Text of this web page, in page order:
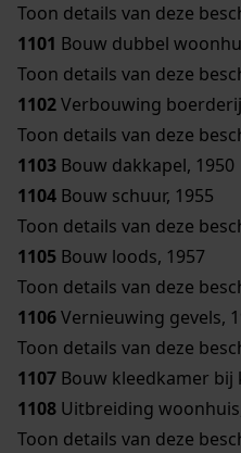
Toon details van deze
1101 Bouw dubbel
Toon details van deze
1102Verbouwing
Toon details van deze
1103 Bouw dakkapel, 1950
1104 Bouw schuur, 1955
Toon details van deze
1105 Bouw loods, 1957
Toon details van deze
1106Vernieuwing gevels,
Toon details van deze
1107 Bouw kleedkamer bij
1108 Uitbreiding
Toon details van deze